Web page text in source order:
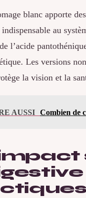
blanc apporte
indispensable au
l’acide
Les versions
la vision et la
AUSSI Combien de